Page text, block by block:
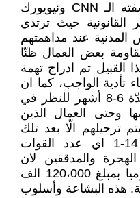
القضية. الامر الاخطر هو ماكشفته الـ CNN ونيويورك
القانونية حيث ترتدي
المدنية عند مداهمتهم
بعض العمال ظنّا
تم ادراج تهمة
تأدية الواجب، كما ان
اي شخص يتم اعتقاله يقضي مدّة 6-8 أشهر للنظر في
وحتى العمال الذين
ترحيلهم الّا بعد تلك
الاجراءات فيما وضعوا نسبة 14-1 اي عدد القوات
والمدققين لان
ادارة السجون تستلم دعما حكوميا بمبلغ 120،000 الف
هذه البشاعة وأسلوب